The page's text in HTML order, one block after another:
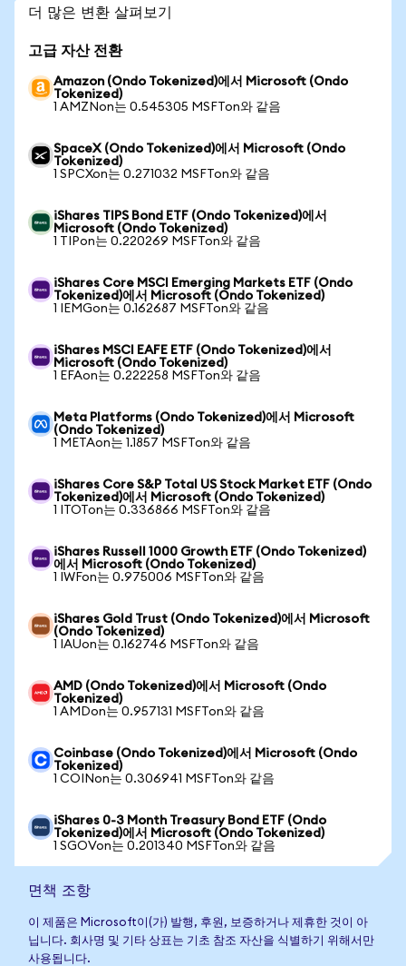
더 많은 변환 살펴보기
고급 자산 전환
Amazon (Ondo Tokenized)에서 Microsoft (Ondo
Tokenized)
1 AMZNon는 0.545305 MSFTon와 같음
SpaceX (Ondo Tokenized)에서 Microsoft (Ondo
Tokenized)
1 SPCXon는 0.271032 MSFTon와 같음
iShares TIPS Bond ETF (Ondo Tokenized)에서
Microsoft (Ondo Tokenized)
1 TIPon는 0.220269 MSFTon와 같음
iShares Core MSCI Emerging Markets ETF (Ondo
Tokenized)에서 Microsoft (Ondo Tokenized)
1 IEMGon는 0.162687 MSFTon와 같음
iShares MSCI EAFE ETF (Ondo Tokenized)에서
Microsoft (Ondo Tokenized)
1 EFAon는 0.222258 MSFTon와 같음
Meta Platforms (Ondo Tokenized)에서 Microsoft
(Ondo Tokenized)
1 METAon는 1.1857 MSFTon와 같음
iShares Core S&P Total US Stock Market ETF (Ondo
Tokenized)에서 Microsoft (Ondo Tokenized)
1 ITOTon는 0.336866 MSFTon와 같음
iShares Russell 1000 Growth ETF (Ondo Tokenized)
에서 Microsoft (Ondo Tokenized)
1 IWFon는 0.975006 MSFTon와 같음
iShares Gold Trust (Ondo Tokenized)에서 Microsoft
(Ondo Tokenized)
1 IAUon는 0.162746 MSFTon와 같음
AMD (Ondo Tokenized)에서 Microsoft (Ondo
Tokenized)
1 AMDon는 0.957131 MSFTon와 같음
Coinbase (Ondo Tokenized)에서 Microsoft (Ondo
Tokenized)
1 COINon는 0.306941 MSFTon와 같음
iShares 0-3 Month Treasury Bond ETF (Ondo
Tokenized)에서 Microsoft (Ondo Tokenized)
1 SGOVon는 0.201340 MSFTon와 같음
면책 조항
이 제품은 Microsoft이(가) 발행, 후원, 보증하거나 제휴한 것이 아
닙니다. 회사명 및 기타 상표는 기초 참조 자산을 식별하기 위해서만
사용됩니다.